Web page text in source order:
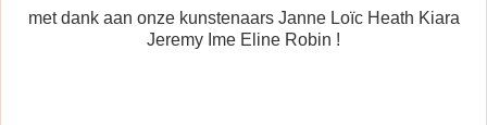
met dank aan onze kunstenaars Janne Loïc Heath Kiara
Jeremy Ime Eline Robin !